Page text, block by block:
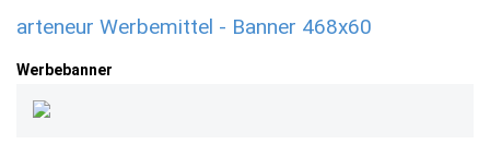
arteneur Werbemittel - Banner 468x60
Werbebanner